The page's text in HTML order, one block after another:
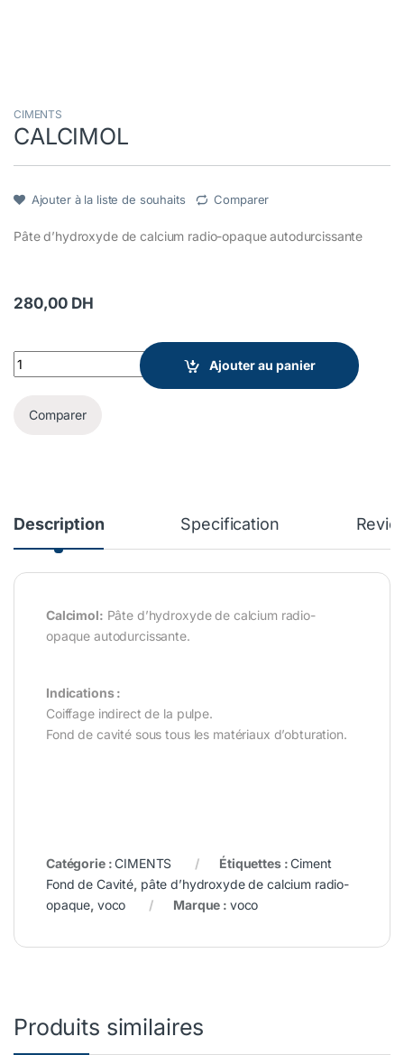
CIMENTS
CALCIMOL
Ajouter à la liste de souhaits Comparer
Pâte d’hydroxyde de calcium radio-opaque autodurcissante
280,00 DH
CALCIMOL quantity
Ajouter au panier
Comparer
Description Specification
Calcimol: Pâte d’hydroxyde de calcium radio-
opaque autodurcissante.
Indications :
Coiffage indirect de la pulpe.
Fond de cavité sous tous les matériaux d’obturation.
Catégorie :CIMENTS Étiquettes :Ciment
Fond de Cavité, pâte d’hydroxyde de calcium radio-
opaque, voco Marque : voco
Produits similaires